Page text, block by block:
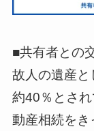
■共有者との
故人の遺産と
約40％とさ
動産相続を